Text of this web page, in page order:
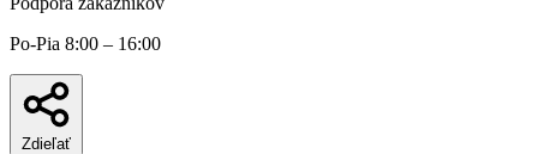
Po-Pia 8:00 – 16:00
Zdieľať